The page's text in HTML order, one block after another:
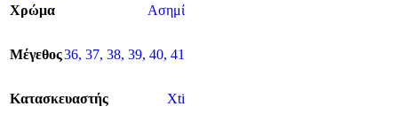
Χρώμα
Ασημί
Μέγεθος36, 37, 38, 39, 40, 41
Κατασκευαστής Xti